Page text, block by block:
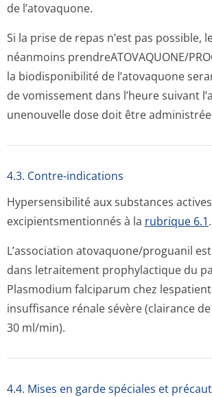
de l’atovaquone.
Si la prise de repas n’est pas possible,
néanmoins prendreATOVAQU­ONE/
la biodisponibilité de l’atovaquone
de vomissement dans l’heure suivant
unenouvelle dose doit être
4.3. Contre-indications
Hypersensibilité aux substances
excipientsmen­tionnés à la rubrique 6.1.
L’association atovaquone/pro­guanil
dans letraitement prophylactique du
Plasmodium falciparum chez
insuffisance rénale sévère (clairance
30 ml/min).
4.4. Mises en garde spéciales et